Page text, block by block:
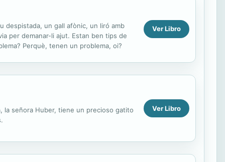
despistada, un gall afònic, un liró amb
per demanar-li ajut. Estan ben tips de
Perquè, tenen un problema, oi?
Ver Libro
la señora Huber, tiene un precioso gatito
Ver Libro